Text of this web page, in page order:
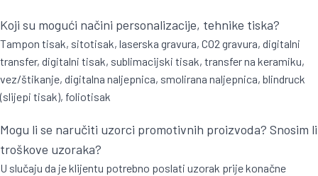
Koji su mogući načini personalizacije, tehnike tiska?
Tampon tisak, sitotisak, laserska gravura, CO2 gravura, digitalni
transfer, digitalni tisak, sublimacijski tisak, transfer na keramiku,
vez/štikanje, digitalna naljepnica, smolirana naljepnica, blindruck
(slijepi tisak), foliotisak
Mogu li se naručiti uzorci promotivnih proizvoda? Snosim li
troškove uzoraka?
U slučaju da je klijentu potrebno poslati uzorak prije konačne